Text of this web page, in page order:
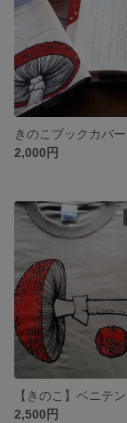
2,000円
2,500円